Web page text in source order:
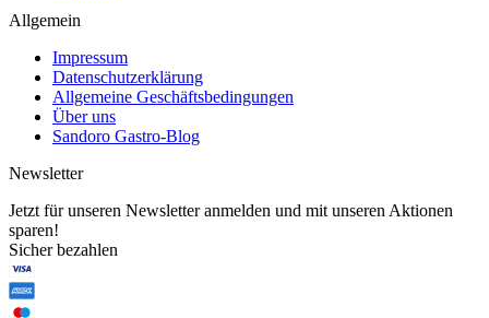
Allgemein
Impressum
Datenschutzerklärung
Allgemeine Geschäftsbedingungen
Über uns
Sandoro Gastro-Blog
Newsletter
Jetzt für unseren Newsletter anmelden und mit unseren Aktionen
sparen!
Sicher bezahlen